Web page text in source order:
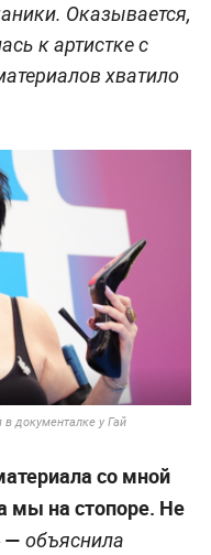
Оказывается,
к артистке с
хватило
документалке у Гай
со мной
мы на стопоре. Не
— объяснила